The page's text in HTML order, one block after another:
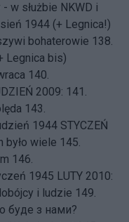
w służbie NKWD i
1944 (+ Legnica!)
bohaterowie 138.
Legnica bis)
140.
2009: 141.
143.
1944 STYCZEŃ
było wiele 145.
146.
1945 LUTY 2010:
i ludzie 149.
буде з нами?